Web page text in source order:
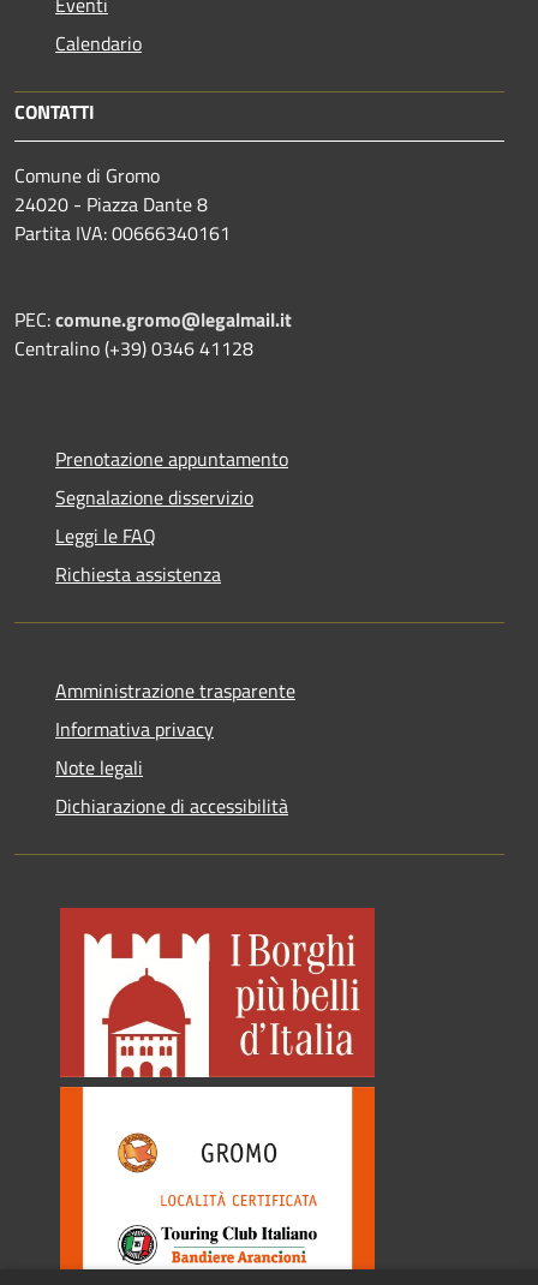
Calendario
CONTATTI
Comune di Gromo
24020 - Piazza Dante 8
Partita IVA: 00666340161
PEC:comune.gromo@legalmail.it
Centralino (+39) 0346 41128
Prenotazione appuntamento
Segnalazione disservizio
Leggi le FAQ
Richiesta assistenza
Amministrazione trasparente
Informativa privacy
Note legali
Dichiarazione di accessibilità